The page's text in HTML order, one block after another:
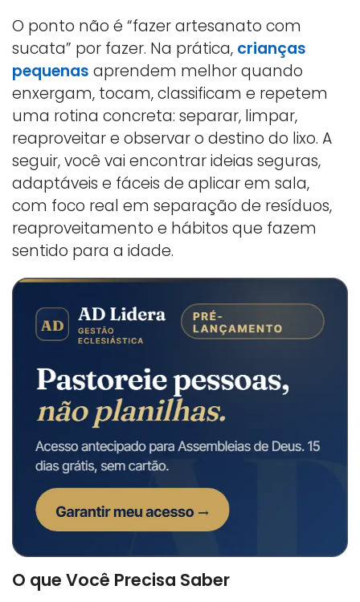
O ponto não é “fazer artesanato com
sucata” por fazer. Na prática, crianças
pequenas aprendem melhor quando
enxergam, tocam, classificam e repetem
uma rotina concreta: separar, limpar,
reaproveitar e observar o destino do lixo. A
seguir, você vai encontrar ideias seguras,
adaptáveis e fáceis de aplicar em sala,
com foco real em separação de resíduos,
reaproveitamento e hábitos que fazem
sentido para a idade.
O que Você Precisa Saber